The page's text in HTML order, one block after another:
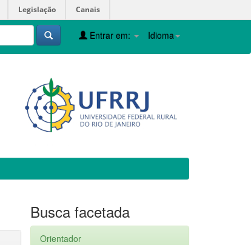
Legislação Canais
Idioma
Entrar em:
Busca facetada
Orientador